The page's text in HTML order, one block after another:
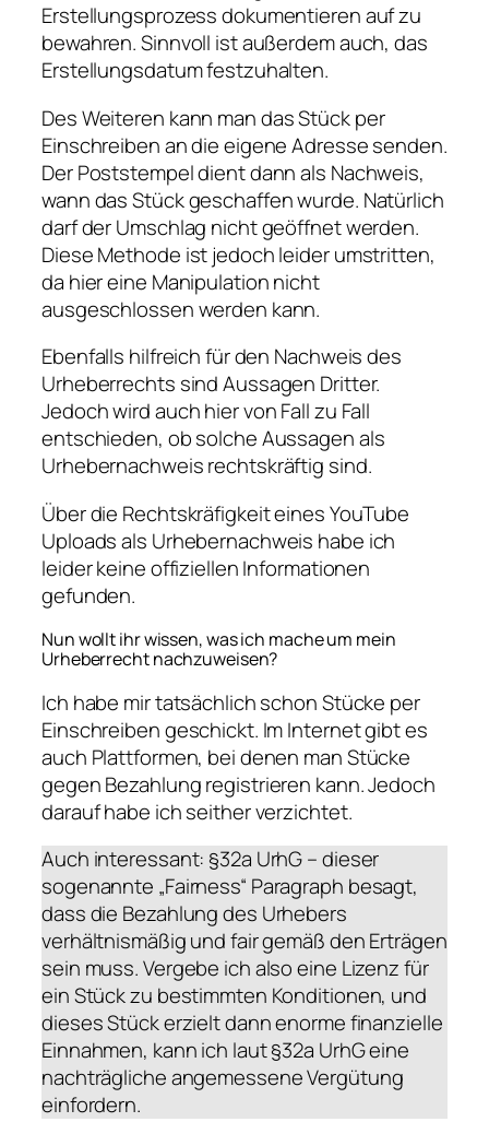
Erstellungsprozess dokumentieren auf zu
bewahren. Sinnvoll ist außerdem auch, das
Erstellungsdatum festzuhalten.
Des Weiteren kann man das Stück per
Einschreiben an die eigene Adresse senden.
Der Poststempel dient dann als Nachweis,
wann das Stück geschaffen wurde. Natürlich
darf der Umschlag nicht geöffnet werden.
Diese Methode ist jedoch leider umstritten,
da hier eine Manipulation nicht
ausgeschlossen werden kann.
Ebenfalls hilfreich für den Nachweis des
Urheberrechts sind Aussagen Dritter.
Jedoch wird auch hier von Fall zu Fall
entschieden, ob solche Aussagen als
Urhebernachweis rechtskräftig sind.
Über die Rechtskräfigkeit eines YouTube
Uploads als Urhebernachweis habe ich
leider keine offiziellen Informationen
gefunden.
Nun wollt ihr wissen, was ich mache um mein
Urheberrecht nachzuweisen?
Ich habe mir tatsächlich schon Stücke per
Einschreiben geschickt. Im Internet gibt es
auch Plattformen, bei denen man Stücke
gegen Bezahlung registrieren kann. Jedoch
darauf habe ich seither verzichtet.
Auch interessant: §32a UrhG – dieser
sogenannte „Fairness“ Paragraph besagt,
dass die Bezahlung des Urhebers
verhältnismäßig und fair gemäß den Erträgen
sein muss. Vergebe ich also eine Lizenz für
ein Stück zu bestimmten Konditionen, und
dieses Stück erzielt dann enorme finanzielle
Einnahmen, kann ich laut §32a UrhG eine
nachträgliche angemessene Vergütung
einfordern.